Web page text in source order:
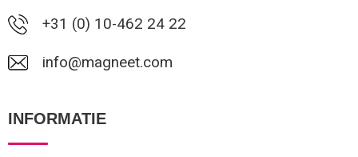
+31 (0) 10-462 24 22
info@magneet.com
INFORMATIE